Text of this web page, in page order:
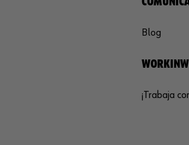
Blog
¡Trabaja